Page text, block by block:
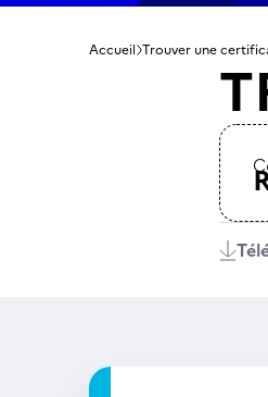
Accueil Trouver une